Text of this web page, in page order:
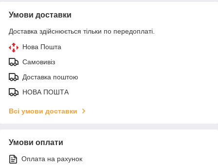
Умови доставки
Доставка здійснюється тільки по передоплаті.
Нова Пошта
Самовивіз
Доставка поштою
НОВА ПОШТА
Всі умови доставки
Умови оплати
Оплата на рахунок